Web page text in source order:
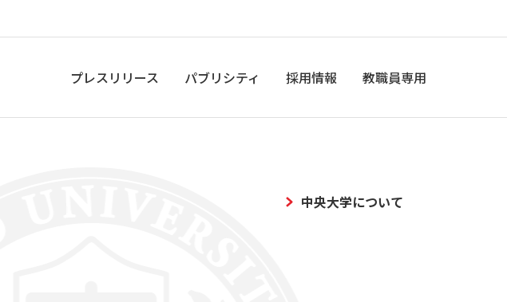
プレスリリース パブリシティ 採用情報 教職員専用
中央大学について